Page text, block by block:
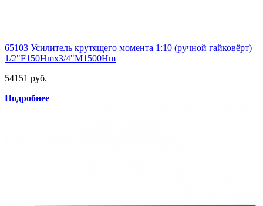
65103 Усилитель крутящего момента 1:10 (ручной гайковёрт)
1/2"F150Hmх3/4"M1500Hm
54151 руб.
Подробнее